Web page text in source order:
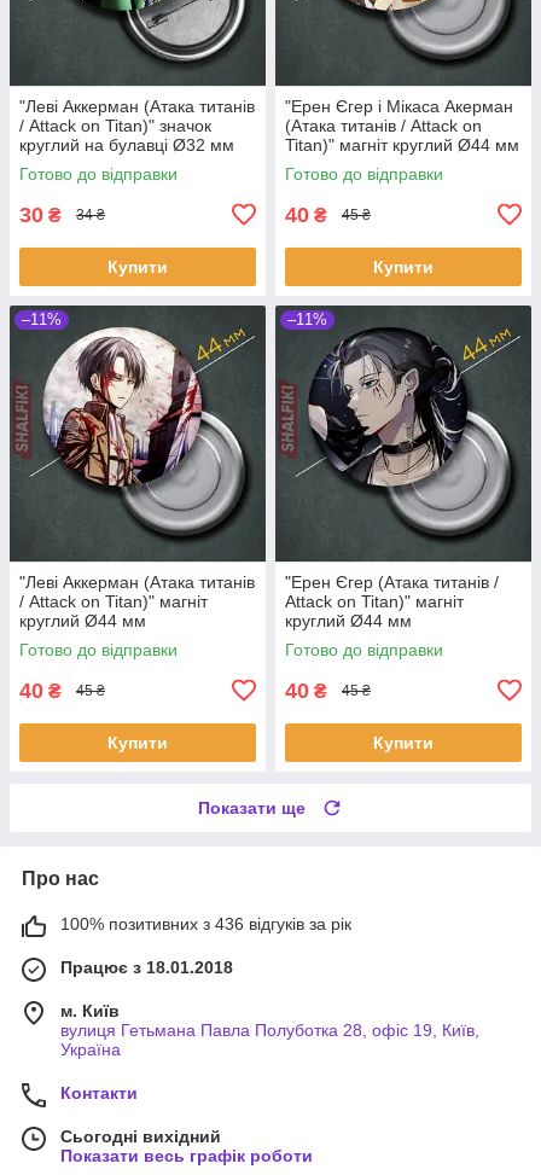
"Леві Аккерман (Атака титанів
/ Attack on Titan)" значок
круглий на булавці Ø32 мм
Готово до відправки
30 ₴ 34 ₴
Купити
"Ерен Єгер і Мікаса Акерман
(Атака титанів / Attack on
Titan)" магніт круглий Ø44 мм
Готово до відправки
40 ₴ 45 ₴
Купити
–11%
"Леві Аккерман (Атака титанів
/ Attack on Titan)" магніт
круглий Ø44 мм
Готово до відправки
40 ₴ 45 ₴
Купити
–11%
"Ерен Єгер (Атака титанів /
Attack on Titan)" магніт
круглий Ø44 мм
Готово до відправки
40 ₴ 45 ₴
Купити
Показати ще
Про нас
100% позитивних з 436 відгуків за рік
Працює з 18.01.2018
м. Київ
вулиця Гетьмана Павла Полуботка 28, офіс 19, Київ,
Україна
Контакти
Сьогодні вихідний
Показати весь графік роботи